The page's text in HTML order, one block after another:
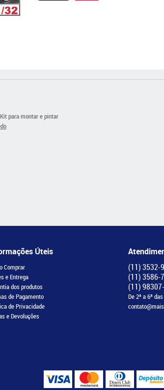
para montar e pintar
Úteis
Comprar
e Entrega
dos produtos
de Pagamento
de Privacidade
e Devoluções
(11)3532-
(11)3586-
(11)
De 2ª a 6ª